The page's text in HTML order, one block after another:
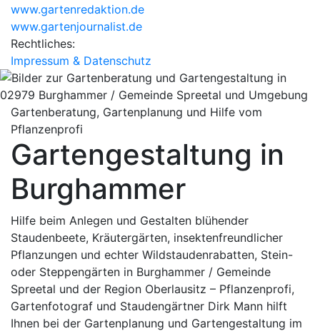
www.gartenredaktion.de
www.gartenjournalist.de
Rechtliches:
Impressum & Datenschutz
Gartenberatung, Gartenplanung und Hilfe vom
Pflanzenprofi
Gartengestaltung in
Burghammer
Hilfe beim Anlegen und Gestalten blühender
Staudenbeete, Kräutergärten, insektenfreundlicher
Pflanzungen und echter Wildstaudenrabatten, Stein-
oder Steppengärten in Burghammer / Gemeinde
Spreetal und der Region Oberlausitz – Pflanzenprofi,
Gartenfotograf und Staudengärtner Dirk Mann hilft
Ihnen bei der Gartenplanung und Gartengestaltung im